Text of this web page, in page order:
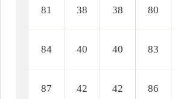
袖仕様 (JK)
81 38 38 80
84 40 40 83
87 42 42 86